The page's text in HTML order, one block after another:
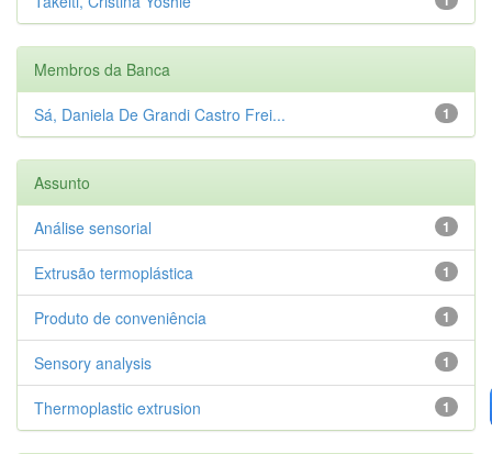
Membros da Banca
1
Sá, Daniela De Grandi Castro Frei...
Assunto
1
Análise sensorial
1
Extrusão termoplástica
1
Produto de conveniência
1
Sensory analysis
1
Thermoplastic extrusion